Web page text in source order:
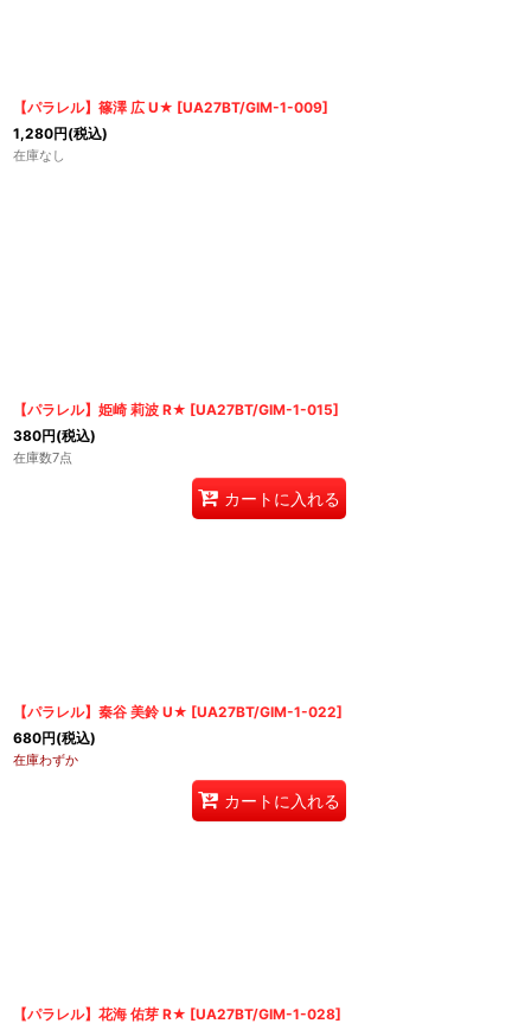
【パラレル】篠澤 広 U★ [UA27BT/GIM-1-009]
1,280円(税込)
在庫なし
【パラレル】姫崎 莉波 R★ [UA27BT/GIM-1-015]
380円(税込)
在庫数7点
カートに入れる
【パラレル】秦谷 美鈴 U★ [UA27BT/GIM-1-022]
680円(税込)
在庫わずか
カートに入れる
【パラレル】花海 佑芽 R★ [UA27BT/GIM-1-028]